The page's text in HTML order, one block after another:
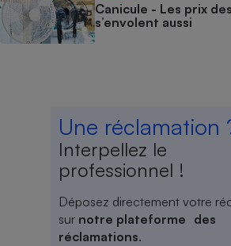
Canicule - Les prix
s’envolent aussi
Une réclamation
Interpellez le
professionnel !
Déposez directement votre
sur notre plateforme des
réclamations.